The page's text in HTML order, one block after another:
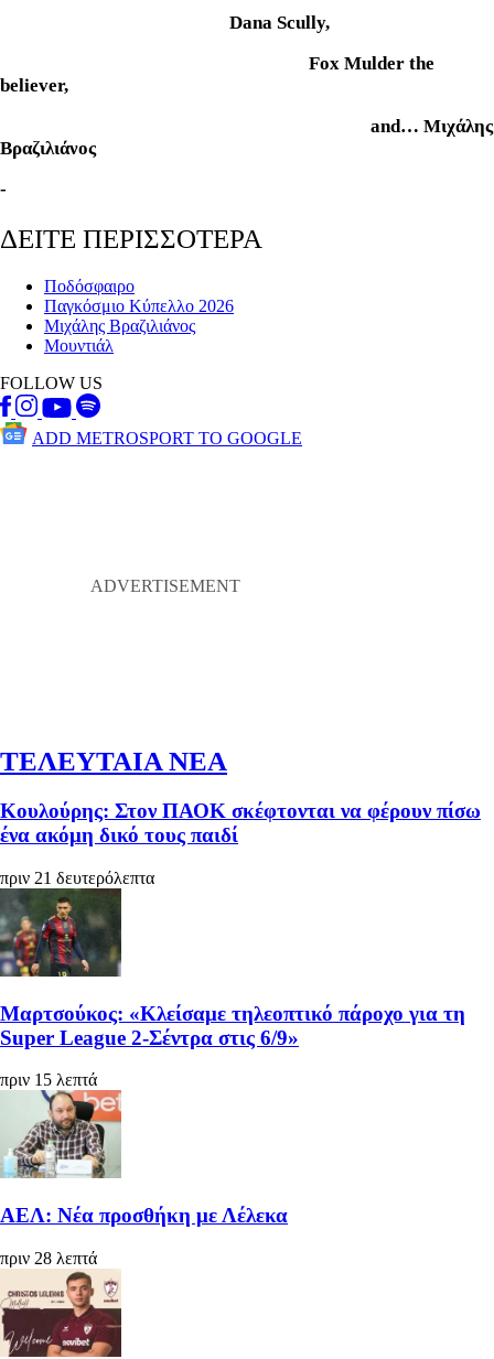
Dana Scully,
Fox Mulder the
believer,
and… Μιχάλης
Βραζιλιάνος
-
ΔΕΙΤΕ ΠΕΡΙΣΣΟΤΕΡΑ
Ποδόσφαιρο
Παγκόσμιο Κύπελλο 2026
Μιχάλης Βραζιλιάνος
Μουντιάλ
FOLLOW US
ADD METROSPORT TO GOOGLE
ΤΕΛΕΥΤΑΙΑ ΝΕΑ
Κουλούρης: Στον ΠΑΟΚ σκέφτονται να φέρουν πίσω
ένα ακόμη δικό τους παιδί
πριν 21 δευτερόλεπτα
Μαρτσούκος: «Κλείσαμε τηλεοπτικό πάροχο για τη
Super League 2-Σέντρα στις 6/9»
πριν 15 λεπτά
ΑΕΛ: Νέα προσθήκη με Λέλεκα
πριν 28 λεπτά